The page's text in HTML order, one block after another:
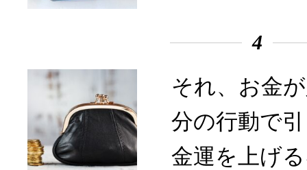
4
それ、お金
分の行動で
金運を上げ